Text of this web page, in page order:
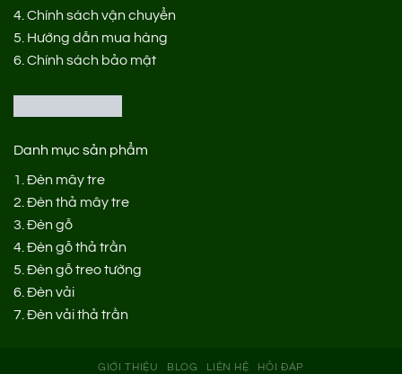
4.Chính sách vận chuyển
5. Hướng dẫn mua hàng
6.Chính sách bảo mật
Danh mục sản phẩm
1.Đèn mây tre
2.Đèn thả mây tre
3.Đèn gỗ
4.Đèn gỗ thả trần
5.Đèn gỗ treo tường
6.Đèn vải
7.Đèn vải thả trần
GIỚI THIỆU BLOG LIÊN HỆ HỎI ĐÁP